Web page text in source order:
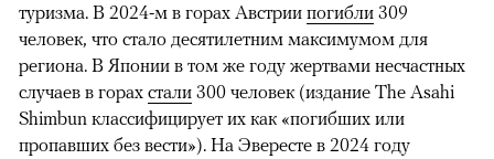
туризма. В 2024-м в горах Австрии погибли 309
человек, что стало десятилетним максимумом для
региона. В Японии в том же году жертвами несчастных
случаев в горах стали 300 человек (издание The Asahi
Shimbun классифицирует их как «погибших или
пропавших без вести»). На Эвересте в 2024 году